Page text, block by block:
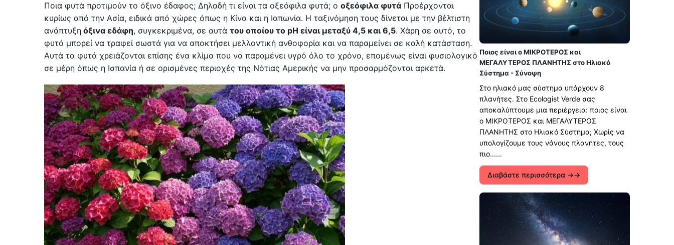
Ποια φυτά προτιμούν το όξινο έδαφος; Δηλαδή τι είναι τα οξεόφιλα φυτά; ο οξεόφιλα φυτά Προέρχονται
κυρίως από την Ασία, ειδικά από χώρες όπως η Κίνα και η Ιαπωνία. Η ταξινόμηση τους δίνεται με την βέλτιστη
ανάπτυξη όξινα εδάφη, συγκεκριμένα, σε αυτά του οποίου το pH είναι μεταξύ 4,5 και 6,5. Χάρη σε αυτό, το
φυτό μπορεί να τραφεί σωστά για να αποκτήσει μελλοντική ανθοφορία και να παραμείνει σε καλή κατάσταση.
Αυτά τα φυτά χρειάζονται επίσης ένα κλίμα που να παραμένει υγρό όλο το χρόνο, επομένως είναι φυσιολογικό
σε μέρη όπως η Ισπανία ή σε ορισμένες περιοχές της Νότιας Αμερικής να μην προσαρμόζονται αρκετά.
Ποιος είναι ο ΜΙΚΡΟΤΕΡΟΣ και
ΜΕΓΑΛΥΤΕΡΟΣ ΠΛΑΝΗΤΗΣ στο Ηλιακό
Σύστημα - Σύνοψη
Στο ηλιακό μας σύστημα υπάρχουν 8
πλανήτες. Στο Ecologist Verde σας
αποκαλύπτουμε μια περιέργεια: ποιος είναι
ο ΜΙΚΡΟΤΕΡΟΣ και ΜΕΓΑΛΥΤΕΡΟΣ
ΠΛΑΝΗΤΗΣ στο Ηλιακό Σύστημα; Χωρίς να
υπολογίζουμε τους νάνους πλανήτες, τους
πιο......
Διαβάστε περισσότερα →